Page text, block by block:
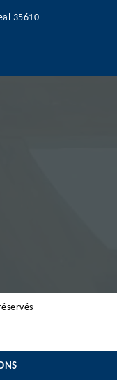
35610